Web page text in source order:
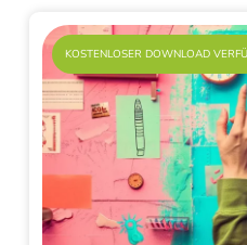
KOSTENLOSER DOWNLOAD